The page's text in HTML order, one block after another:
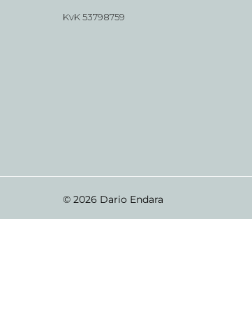
KvK 53798759
© 2026 Dario Endara